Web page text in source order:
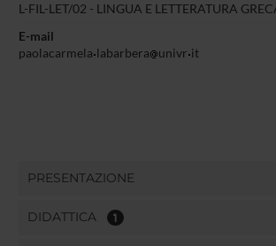
L-FIL-LET/02 - LINGUA E LETTERATURA
E-mail
paolacarmela labarbera univr it
PRESENTAZIONE
DIDATTICA 1